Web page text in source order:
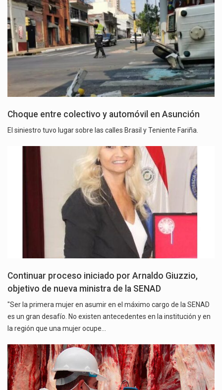
Choque entre colectivo y automóvil en Asunción
El siniestro tuvo lugar sobre las calles Brasil y Teniente Fariña.
Continuar proceso iniciado por Arnaldo Giuzzio,
objetivo de nueva ministra de la SENAD
"Ser la primera mujer en asumir en el máximo cargo de la SENAD
es un gran desafío. No existen antecedentes en la institución y en
la región que una mujer ocupe…